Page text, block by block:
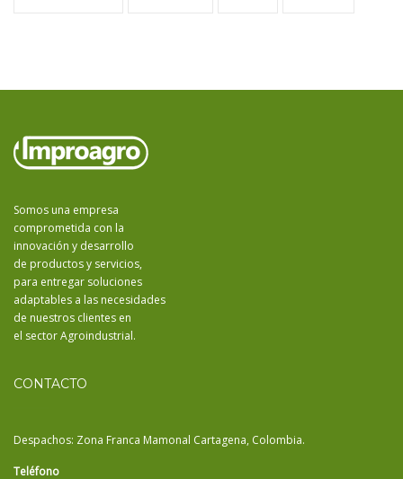
Somos una empresa
comprometida con la
innovación y desarrollo
de productos y servicios,
para entregar soluciones
adaptables a las necesidades
de nuestros clientes en
el sector Agroindustrial.
CONTACTO
Despachos: Zona Franca Mamonal Cartagena, Colombia.
Teléfono